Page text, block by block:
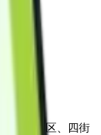
市美浜区、四街